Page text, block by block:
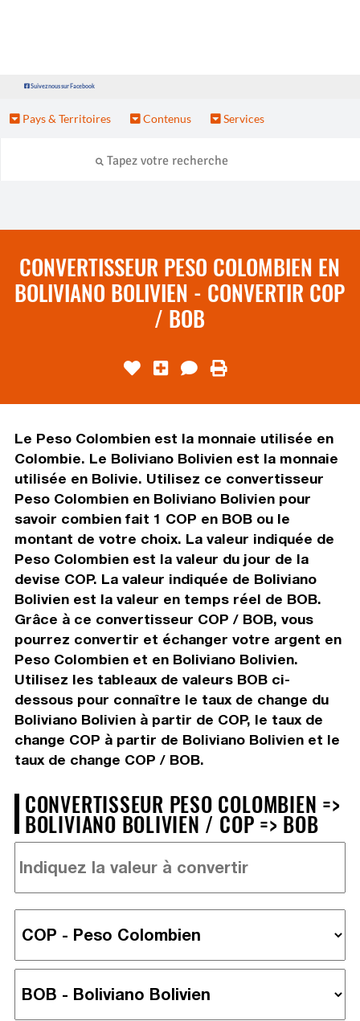
Suivez nous sur Facebook
Pays & Territoires Contenus Services
CONVERTISSEUR PESO COLOMBIEN EN
BOLIVIANO BOLIVIEN - CONVERTIR COP
/ BOB
Le Peso Colombien est la monnaie utilisée en
Colombie. Le Boliviano Bolivien est la monnaie
utilisée en Bolivie. Utilisez ce convertisseur
Peso Colombien en Boliviano Bolivien pour
savoir combien fait 1 COP en BOB ou le
montant de votre choix. La valeur indiquée de
Peso Colombien est la valeur du jour de la
devise COP. La valeur indiquée de Boliviano
Bolivien est la valeur en temps réel de BOB.
Grâce à ce convertisseur COP / BOB, vous
pourrez convertir et échanger votre argent en
Peso Colombien et en Boliviano Bolivien.
Utilisez les tableaux de valeurs BOB ci-
dessous pour connaître le taux de change du
Boliviano Bolivien à partir de COP, le taux de
change COP à partir de Boliviano Bolivien et le
taux de change COP / BOB.
CONVERTISSEUR PESO COLOMBIEN =>
BOLIVIANO BOLIVIEN / COP => BOB